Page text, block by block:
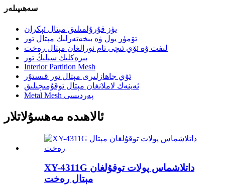
سەھىپىلەر
يۈز قۇرۇلمىلىق مېتال ئېكران
تۆمۈر يول ۋە بىخەتەرلىك مېتال تور
لىفت ۋە ئۆي ئىچى تام ئورالغان مېتال رەخت
بېزەكلىك سېلىڭ تور
Interior Partition Mesh
ئۆي جاھازلىرى مېتال تور قىستۇر
ئەينەك لاملانغان مېتال توقۇمىچىلىق
Metal Mesh پەردىسى
ئالاھىدە مەھسۇلاتلار
XY-4311G داتلاشماس پولات توقۇلغان
مېتال رەخت